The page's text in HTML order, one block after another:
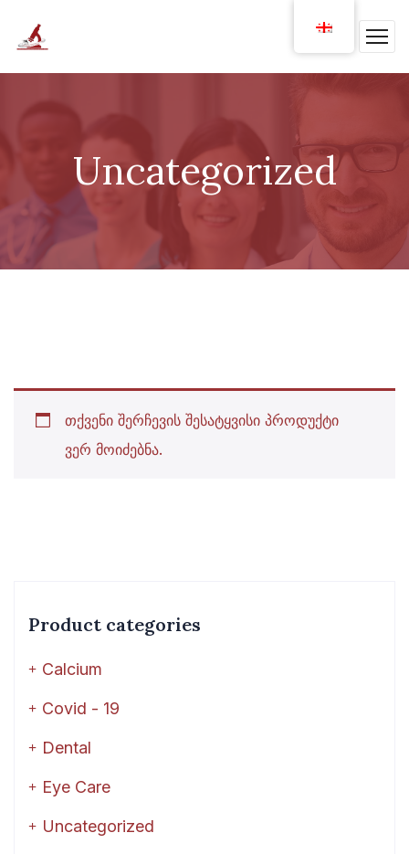
Uncategorized
თქვენი შერჩევის შესატყვისი პროდუქტი
ვერ მოიძებნა.
Product categories
Calcium
Covid - 19
Dental
Eye Care
Uncategorized